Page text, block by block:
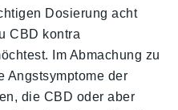
Dosierung acht
CBD kontra
Im Abmachung zu
Angstsymptome der
die CBD oder aber